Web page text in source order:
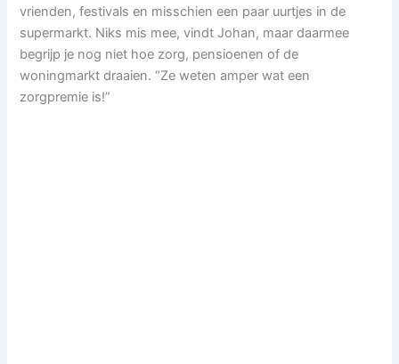
vrienden, festivals en misschien een paar uurtjes in de
supermarkt. Niks mis mee, vindt Johan, maar daarmee
begrijp je nog niet hoe zorg, pensioenen of de
woningmarkt draaien. “Ze weten amper wat een
zorgpremie is!”